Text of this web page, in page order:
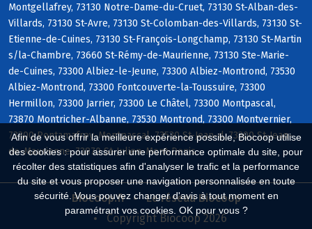
Afin de vous offrir la meilleure expérience possible, Biocoop utilise
des cookies : pour assurer une performance optimale du site, pour
récolter des statistiques afin d'analyser le trafic et la performance
du site et vous proposer une navigation personnalisée en toute
sécurité. Vous pouvez changer d'avis à tout moment en
paramétrant vos cookies. OK pour vous ?
Montgellafrey, 73130 Notre-Dame-du-Cruet, 73130 St-Alban-des-
Villards, 73130 St-Avre, 73130 St-Colomban-des-Villards, 73130 St-
Etienne-de-Cuines, 73130 St-François-Longchamp, 73130 St-Martin
s/la-Chambre, 73660 St-Rémy-de-Maurienne, 73130 Ste-Marie-
de-Cuines, 73300 Albiez-le-Jeune, 73300 Albiez-Montrond, 73530
Albiez-Montrond, 73300 Fontcouverte-la-Toussuire, 73300
Hermillon, 73300 Jarrier, 73300 Le Châtel, 73300 Montpascal,
73870 Montricher-Albanne, 73530 Montrond, 73300 Montvernier,
73300 Pontamafrey-Montpascal, 73530 St-Jean-d, 73300 St-Jean-
de-Maurienne, 73870 St-Julien-Mont-Denis
Biocoop.fr
Le réseau Biocoop
Copyright Biocoop 2026